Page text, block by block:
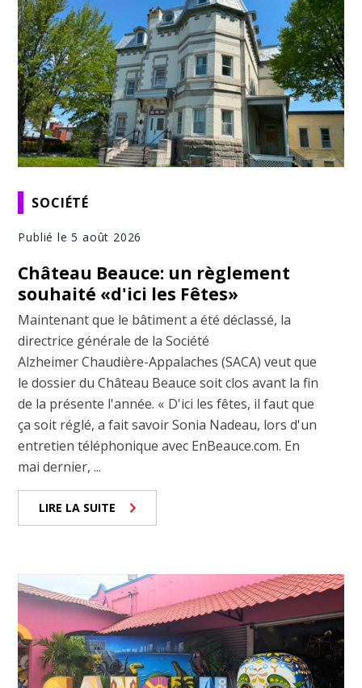
SOCIÉTÉ
Publié le 5 août 2026
Château Beauce: un règlement
souhaité «d'ici les Fêtes»
Maintenant que le bâtiment a été déclassé, la
directrice générale de la Société
Alzheimer Chaudière-Appalaches (SACA) veut que
le dossier du Château Beauce soit clos avant la fin
de la présente l'année. « D'ici les fêtes, il faut que
ça soit réglé, a fait savoir Sonia Nadeau, lors d'un
entretien téléphonique avec EnBeauce.com. En
mai dernier, ...
LIRE LA SUITE